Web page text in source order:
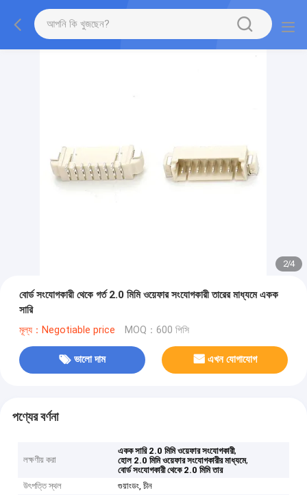
2/4
বোর্ড সংযোগকারী থেকে গর্ত 2.0 মিমি ওয়েফার সংযোগকারী তারের মাধ্যমে একক
সারি
মূল্য：Negotiable price MOQ：600 পিসি
ভালো দাম এখন যোগাযোগ
পণ্যের বর্ণনা
লক্ষণীয় করা
একক সারি 2.0 মিমি ওয়েফার সংযোগকারী,
হোল 2.0 মিমি ওয়েফার সংযোগকারীর মাধ্যমে,
বোর্ড সংযোগকারী থেকে 2.0 মিমি তার
উৎপত্তি স্থল
গুয়াংডং, চীন